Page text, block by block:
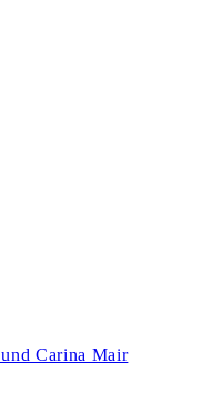
Carina Mair